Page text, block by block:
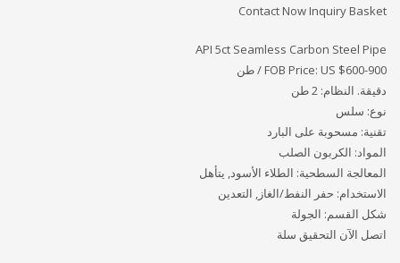
Contact Now Inquiry Basket
API 5ct Seamless Carbon Steel Pipe
FOB Price: US $600-900 / طن
دقيقة. النظام: 2 طن
نوع: سلس
تقنية: مسحوبة على البارد
المواد: الكربون الصلب
المعالجة السطحية: الطلاء الأسود, يتأهل
الاستخدام: حفر النفط/الغاز, التعدين
شكل القسم: الجولة
اتصل الآن التحقيق سلة